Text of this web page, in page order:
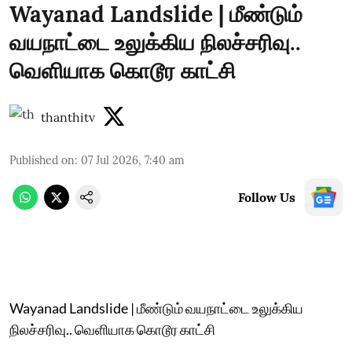
Wayanad Landslide | மீண்டும்
வயநாட்டை உலுக்கிய நிலச்சரிவு..
வெளியாக கொடூர காட்சி
thanthitv
Published on: 07 Jul 2026, 7:40 am
Follow Us
Wayanad Landslide | மீண்டும் வயநாட்டை உலுக்கிய
நிலச்சரிவு.. வெளியாக கொடூர காட்சி